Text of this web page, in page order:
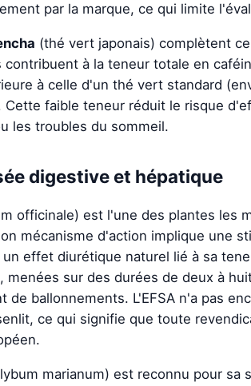
par la marque, ce qui limite
(thé vert japonais) complètent
à la teneur totale en
à celle d'un thé vert standard
Cette faible teneur réduit le risque
les troubles du sommeil.
digestive et hépatique
officinale) est l'une des plantes les
mécanisme d'action implique une
effet diurétique naturel lié à sa
menées sur des durées de deux à
de ballonnements. L'EFSA n'a pas
ce qui signifie que toute
marianum) est reconnu pour sa